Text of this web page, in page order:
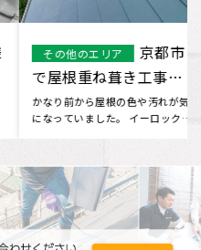
その他のエリア
京都市
で屋根重ね葺き工事を
行いました
かなり前から屋根の色や汚れが気
になっていました。 イーロックホ